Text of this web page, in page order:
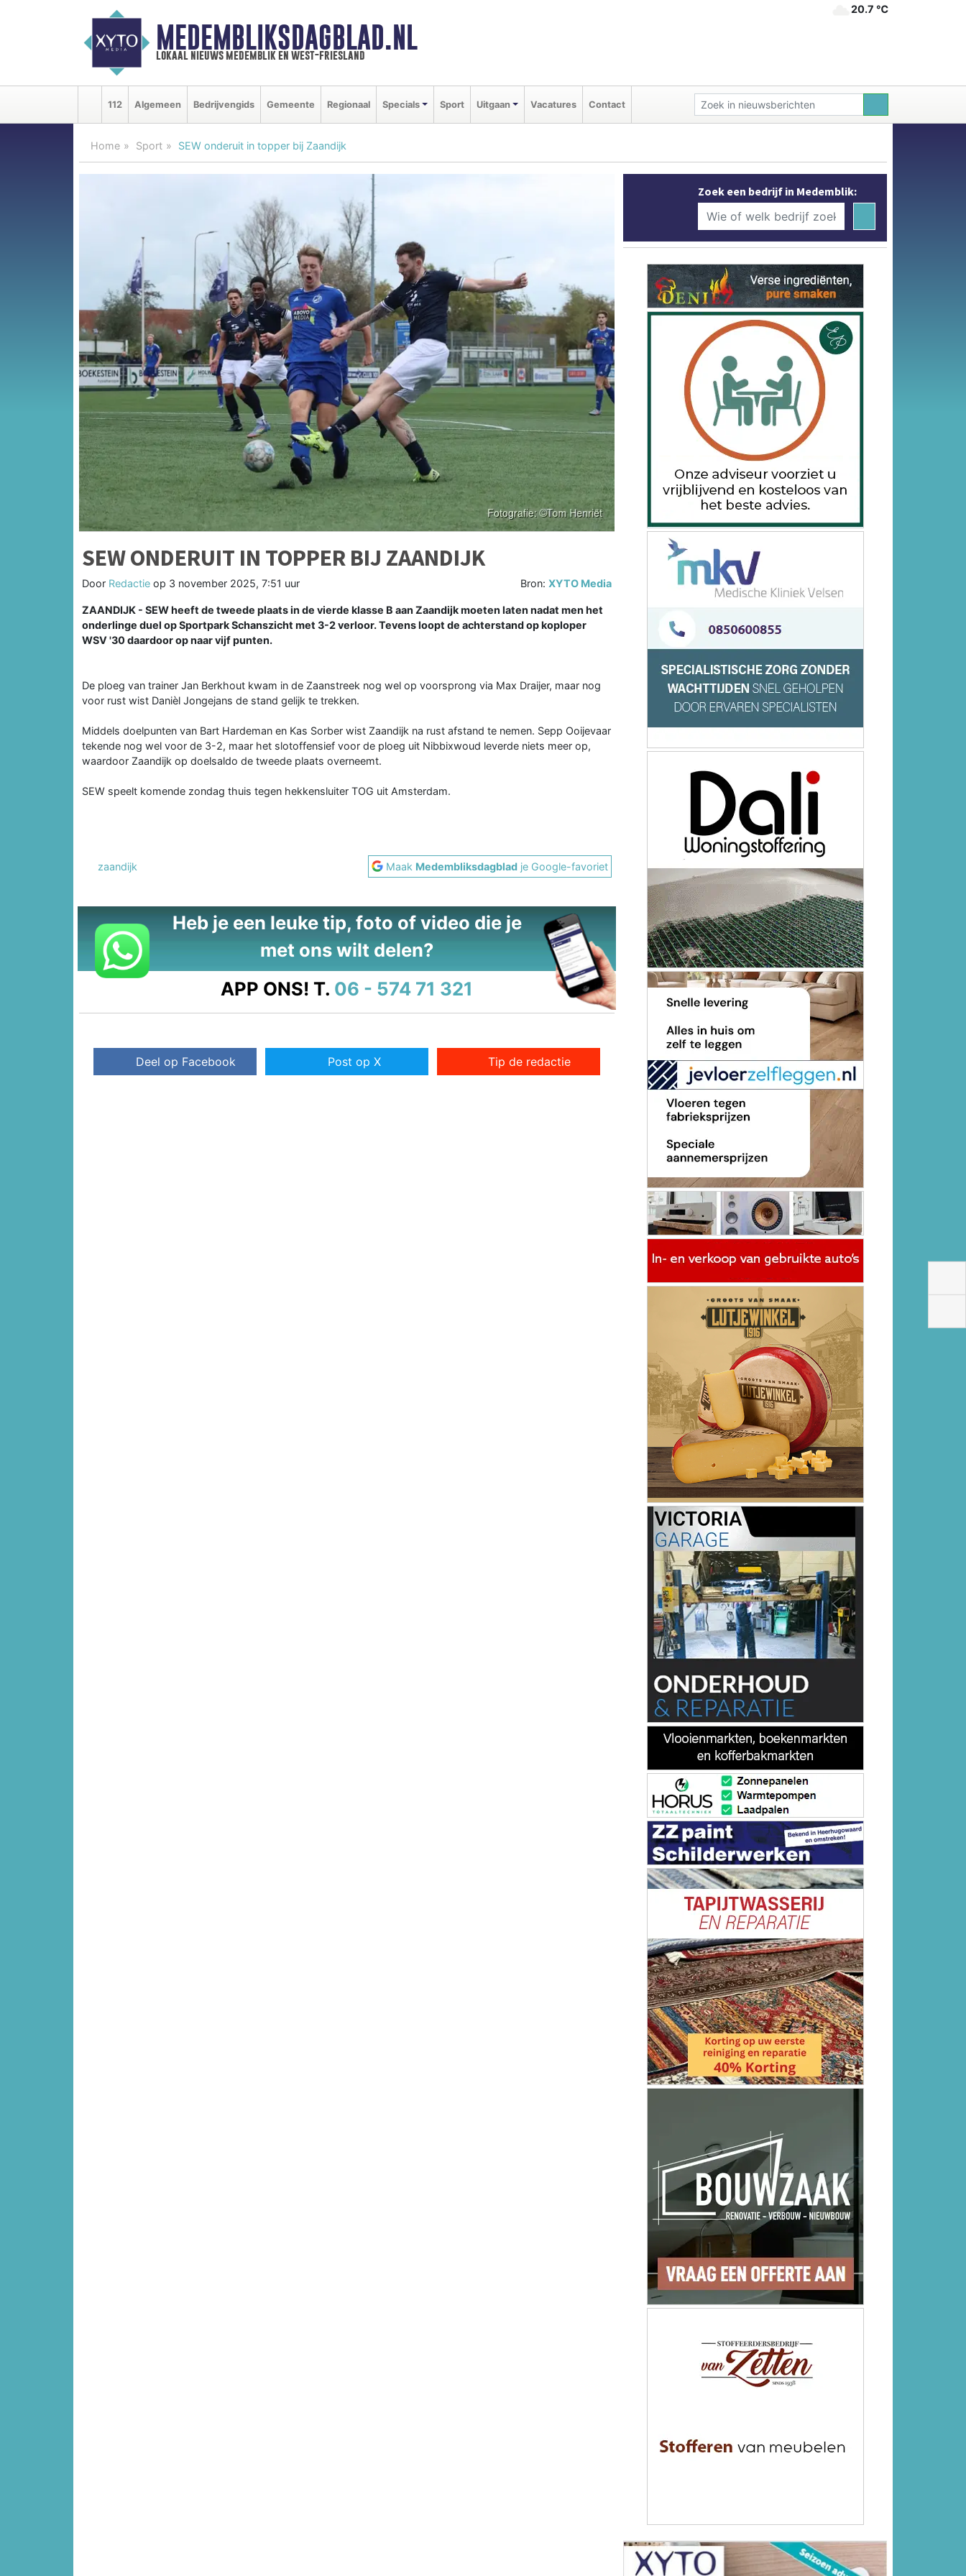
MEDEMBLIKSDAGBLAD.NL
lokaal nieuws medemblik en west-friesland
20.7 ℃
112 Algemeen Bedrijvengids Gemeente Regionaal Specials Sport Uitgaan Vacatures Contact
Home Sport SEW onderuit in topper bij Zaandijk
SEW ONDERUIT IN TOPPER BIJ ZAANDIJK
Door Redactie op 3 november 2025, 7:51 uur Bron:XYTO Media
ZAANDIJK - SEW heeft de tweede plaats in de vierde klasse B aan Zaandijk moeten laten nadat men het
onderlinge duel op Sportpark Schanszicht met 3-2 verloor. Tevens loopt de achterstand op koploper
WSV '30 daardoor op naar vijf punten.
De ploeg van trainer Jan Berkhout kwam in de Zaanstreek nog wel op voorsprong via Max Draijer, maar nog
voor rust wist Danièl Jongejans de stand gelijk te trekken.
Middels doelpunten van Bart Hardeman en Kas Sorber wist Zaandijk na rust afstand te nemen. Sepp Ooijevaar
tekende nog wel voor de 3-2, maar het slotoffensief voor de ploeg uit Nibbixwoud leverde niets meer op,
waardoor Zaandijk op doelsaldo de tweede plaats overneemt.
SEW speelt komende zondag thuis tegen hekkensluiter TOG uit Amsterdam.
zaandijk Maak Medembliksdagblad je Google-favoriet
Heb je een leuke tip, foto of video die je
met ons wilt delen?
APP ONS! T. 06 - 574 71 321
Deel op Facebook Post op X Tip de redactie
Zoek een bedrijf in Medemblik: